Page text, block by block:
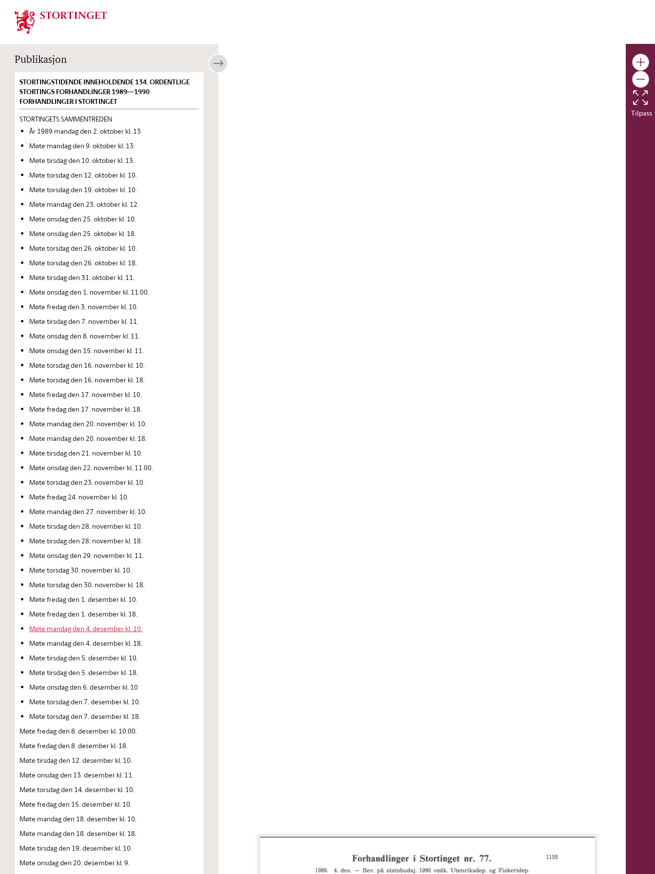
Stortinget.no
Publikasjon
STORTINGSTIDENDE INNEHOLDENDE 134. ORDENTLIGE
STORTINGS FORHANDLINGER 1989—1990
FORHANDLINGER I STORTINGET
STORTINGETS SAMMENTREDEN
År 1989 mandag den 2. oktober kl. 13
Møte mandag den 9. oktober kl. 13.
Møte tirsdag den 10. oktober kl. 13.
Møte torsdag den 12. oktober kl. 10.
Møte torsdag den 19. oktober kl. 10.
Møte mandag den 23. oktober kl. 12.
Møte onsdag den 25. oktober kl. 10.
Møte onsdag den 25. oktober kl. 18.
Møte torsdag den 26. oktober kl. 10.
Møte torsdag den 26. oktober kl. 18.
Møte tirsdag den 31. oktober kl. 11.
Møte onsdag den 1. november kl. 11.00.
Møte fredag den 3. november kl. 10.
Møte tirsdag den 7. november kl. 11.
Møte onsdag den 8. november kl. 11.
Møte onsdag den 15. november kl. 11.
Møte torsdag den 16. november kl. 10.
Møte torsdag den 16. november kl. 18.
Møte fredag den 17. november kl. 10.
Møte fredag den 17. november kl. 18.
Møte mandag den 20. november kl. 10.
Møte mandag den 20. november kl. 18.
Møte tirsdag den 21. november kl. 10.
Møte onsdag den 22. november kl. 11.00.
Møte torsdag den 23. november kl. 10.
Møte fredag 24. november kl. 10.
Møte mandag den 27. november kl. 10.
Møte tirsdag den 28. november kl. 10.
Møte tirsdag den 28. november kl. 18.
Møte onsdag den 29. november kl. 11.
Møte torsdag 30. november kl. 10.
Møte torsdag den 30. november kl. 18.
Møte fredag den 1. desember kl. 10.
Møte fredag den 1. desember kl. 18.
Møte mandag den 4. desember kl. 10.
Møte mandag den 4. desember kl. 18.
Møte tirsdag den 5. desember kl. 10.
Møte tirsdag den 5. desember kl. 18.
Møte onsdag den 6. desember kl. 10
Møte torsdag den 7. desember kl. 10.
Møte torsdag den 7. desember kl. 18.
Møte fredag den 8. desember kl. 10.00.
Møte fredag den 8. desember kl. 18.
Møte tirsdag den 12. desember kl. 10.
Møte onsdag den 13. desember kl. 11.
Møte torsdag den 14. desember kl. 10.
Møte fredag den 15. desember kl. 10.
Møte mandag den 18. desember kl. 10.
Møte mandag den 18. desember kl. 18.
Møte tirsdag den 19. desember kl. 10.
Møte onsdag den 20. desember kl. 9.